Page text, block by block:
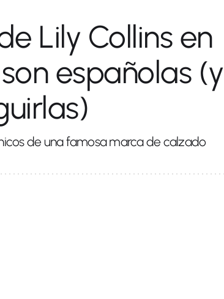
Lily Collins en
españolas (y
de una famosa marca de calzado